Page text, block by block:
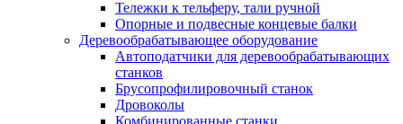
Тележки к тельферу, тали ручной
Опорные и подвесные концевые балки
Деревообрабатывающее оборудование
Автоподатчики для деревообрабатывающих
станков
Брусопрофилировочный станок
Дровоколы
Комбинированные станки